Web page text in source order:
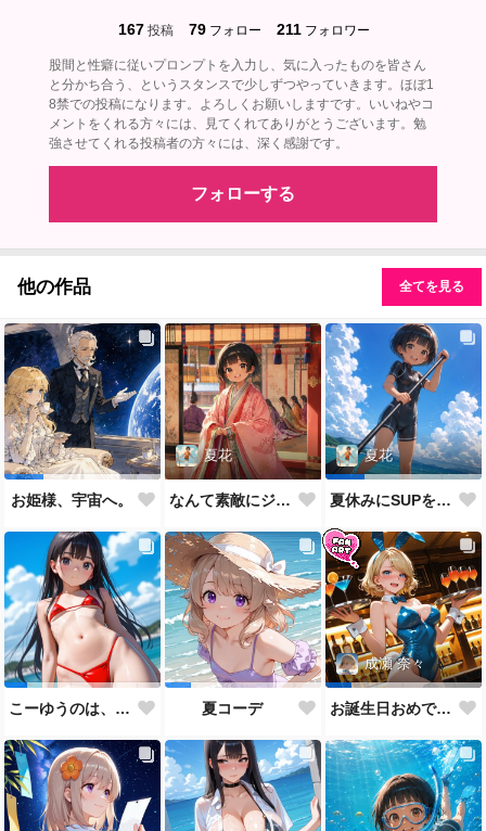
167 投稿 79 フォロー 211 フォロワー
股間と性癖に従いプロンプトを入力し、気に入ったものを皆さん
と分かち合う、というスタンスで少しずつやっていきます。ほぼ1
8禁での投稿になります。よろしくお願いしますです。いいねやコ
メントをくれる方々には、見てくれてありがとうございます。勉
強させてくれる投稿者の方々には、深く感謝です。
フォローする
他の作品 全てを見る
お姫様、宇宙へ。
夏花
なんて素敵にジャパネスクなあの子
夏花
夏休みにSUPをするあの子
こーゆうのは、まだちょっと早いと思うけどなぁ・・・。 夏コーデ
成瀬 奈々
お誕生日おめでとうございます。（R15Ver）